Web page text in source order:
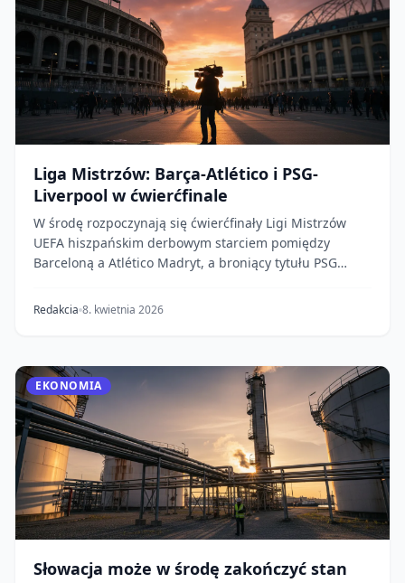
Liga Mistrzów: Barça-Atlético i PSG-
Liverpool w ćwierćfinale
W środę rozpoczynają się ćwierćfinały Ligi Mistrzów
UEFA hiszpańskim derbowym starciem pomiędzy
Barceloną a Atlético Madryt, a broniący tytułu PSG
Redakcia 8. kwietnia 2026
EKONOMIA
Słowacja może w środę zakończyć stan